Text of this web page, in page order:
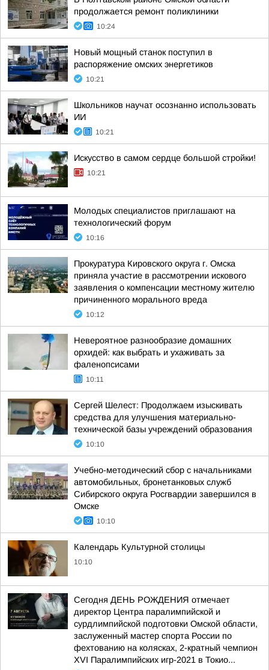
продолжается ремонт поликлиники
10:24
Новый мощный станок поступил в
распоряжение омских энергетиков
10:21
Школьников научат осознанно использовать
ИИ
10:21
Искусство в самом сердце большой стройки!
10:21
Молодых специалистов приглашают на
технологический форум
10:16
Прокуратура Кировского округа г. Омска
приняла участие в рассмотрении искового
заявления о компенсации местному жителю
причиненного морального вреда
10:12
Невероятное разнообразие домашних
орхидей: как выбрать и ухаживать за
фаленопсисами
10:11
Сергей Шелест: Продолжаем изыскивать
средства для улучшения материально-
технической базы учреждений образования
10:10
Учебно-методический сбор с начальниками
автомобильных, бронетанковых служб
Сибирского округа Росгвардии завершился в
Омске
10:10
Календарь Культурной столицы
10:10
Сегодня ДЕНЬ РОЖДЕНИЯ отмечает
директор Центра паралимпийской и
сурдлимпийской подготовки Омской области,
заслуженный мастер спорта России по
фехтованию на колясках, 2-кратный чемпион
XVI Паралимпийских игр-2021 в Токио...